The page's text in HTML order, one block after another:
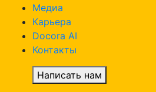
Медиа
Карьера
Docora AI
Контакты
Написать нам